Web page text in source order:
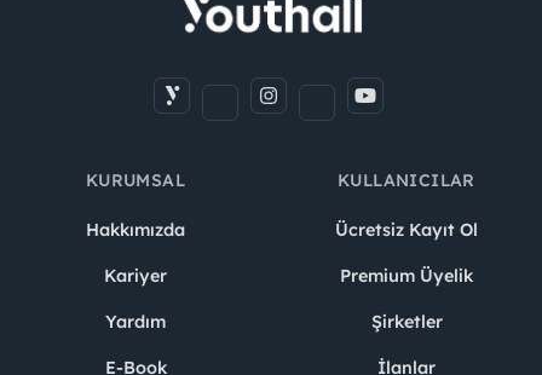
KURUMSAL
Hakkımızda
Kariyer
Yardım
E-Book
KULLANICILAR
Ücretsiz Kayıt Ol
Premium Üyelik
Şirketler
İlanlar